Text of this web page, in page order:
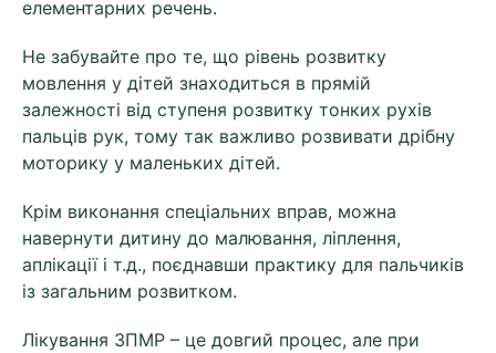
елементарних речень.
Не забувайте про те, що рівень розвитку
мовлення у дітей знаходиться в прямій
залежності від ступеня розвитку тонких рухів
пальців рук, тому так важливо розвивати дрібну
моторику у маленьких дітей.
Крім виконання спеціальних вправ, можна
навернути дитину до малювання, ліплення,
аплікації і т.д., поєднавши практику для пальчиків
із загальним розвитком.
Лікування ЗПМР – це довгий процес, але при